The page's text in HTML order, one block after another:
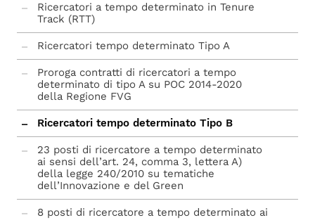
Ricercatori a tempo determinato in Tenure
Track (RTT)
Ricercatori tempo determinato Tipo A
Proroga contratti di ricercatori a tempo
determinato di tipo A su POC 2014-2020
della Regione FVG
Ricercatori tempo determinato Tipo B
23 posti di ricercatore a tempo determinato
ai sensi dell’art. 24, comma 3, lettera A)
della legge 240/2010 su tematiche
dell’Innovazione e del Green
8 posti di ricercatore a tempo determinato ai